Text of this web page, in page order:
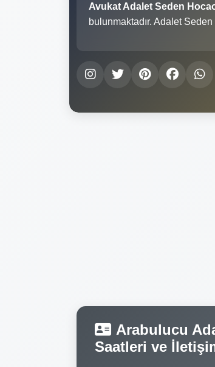
Avukat Adalet Seden
bulunmaktadır. Adalet
Arabulucu
Saatleri ve